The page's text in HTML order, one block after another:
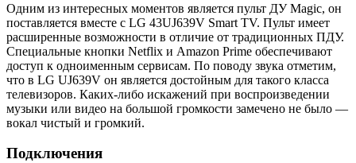
Одним из интересных моментов является пульт ДУ Magic, он
поставляется вместе с LG 43UJ639V Smart TV. Пульт имеет
расширенные возможности в отличие от традиционных ПДУ.
Специальные кнопки Netflix и Amazon Prime обеспечивают
доступ к одноименным сервисам. По поводу звука отметим,
что в LG UJ639V он является достойным для такого класса
телевизоров. Каких-либо искажений при воспроизведении
музыки или видео на большой громкости замечено не было —
вокал чистый и громкий.
Подключения